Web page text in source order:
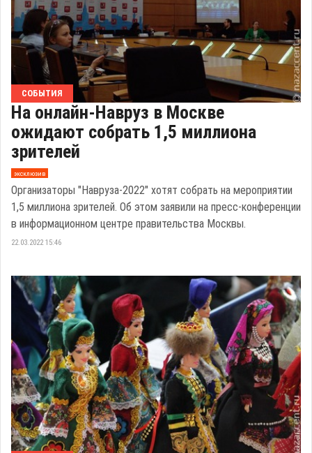
СОБЫТИЯ
На онлайн-Навруз в Москве
ожидают собрать 1,5 миллиона
зрителей
эксклюзив
Организаторы "Навруза-2022" хотят собрать на мероприятии
1,5 миллиона зрителей. Об этом заявили на пресс-конференции
в информационном центре правительства Москвы.
22.03.2022 15:46